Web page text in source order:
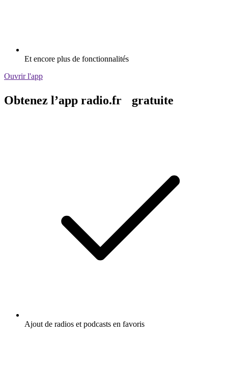
Et encore plus de fonctionnalités
Ouvrir l'app
Obtenez l’app radio.fr gratuite
Ajout de radios et podcasts en favoris